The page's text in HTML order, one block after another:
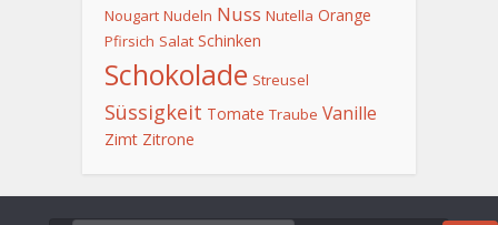
Nougart Nudeln Nuss Nutella Orange
Pfirsich Salat Schinken
Schokolade Streusel
Süssigkeit Tomate Traube Vanille
Zimt Zitrone